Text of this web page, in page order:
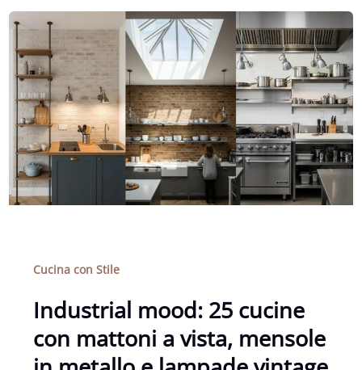
Cucina con Stile
Industrial mood: 25 cucine
con mattoni a vista, mensole